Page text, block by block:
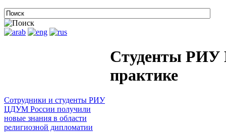
Студенты РИУ
практике
Сотрудники и студенты РИУ
ЦДУМ России получили
новые знания в области
религиозной дипломатии